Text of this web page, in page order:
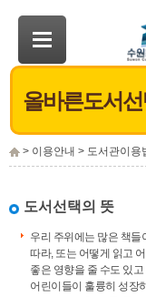
> 이용안내 > 도서관이용
올바른도서선
도서선택의 뜻
우리 주위에는 많은 책들
따라, 또는 어떻게 읽고
좋은 영향을 줄 수도 있
어린이들이 훌륭히 성장